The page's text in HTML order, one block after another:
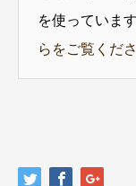
を使っていま
らをご覧くださ